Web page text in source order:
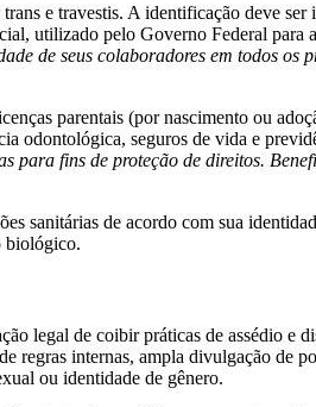
e travestis. A identificação deve
utilizado pelo Governo Federal
de seus colaboradores em todos
parentais (por nascimento ou
odontológica, seguros de vida e
para fins de proteção de direitos.
sanitárias de acordo com sua
biológico.
legal de coibir práticas de assédio e
regras internas, ampla divulgação de
ou identidade de gênero.